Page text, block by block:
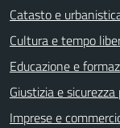
Catasto e
Cultura e tempo
Educazione e
Giustizia e
Imprese e